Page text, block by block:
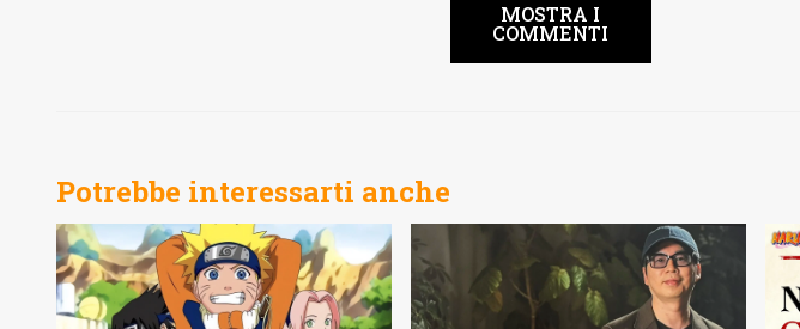
MOSTRA I
COMMENTI
Potrebbe interessarti anche